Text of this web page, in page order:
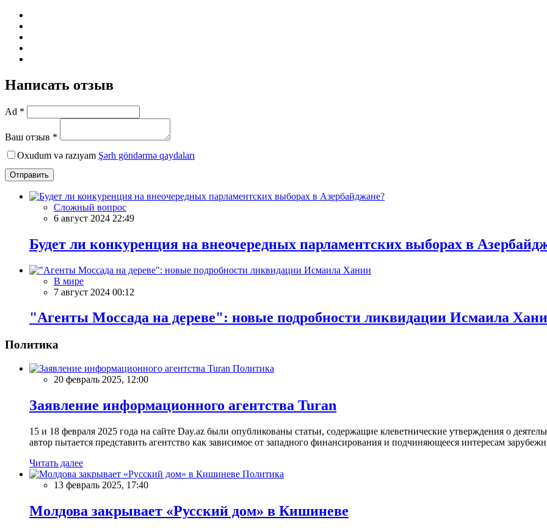
Написать отзыв
Ad *
Ваш отзыв *
Oxudum və razıyam Şərh göndərmə qaydaları
Отправить
Сложный вопрос
6 август 2024 22:49
Будет ли конкуренция на внеочередных парламентских выборах в
В мире
7 август 2024 00:12
"Агенты Мосcада на дереве": новые подробности ликвидации Исмаила
Политика
Политика
20 февраль 2025, 12:00
Заявление информационного агентства Turan
15 и 18 февраля 2025 года на сайте Day.az были опубликованы статьи, содержащие клеветнические утверждения о
автор пытается представить агентство как зависимое от западного финансирования и подчиняющееся интересам
Читать далее
Политика
13 февраль 2025, 17:40
Молдова закрывает «Русский дом» в Кишиневе